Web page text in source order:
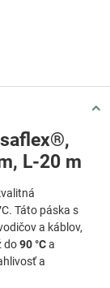
L-20 m
Táto páska s
a káblov,
do90 °Ca
a